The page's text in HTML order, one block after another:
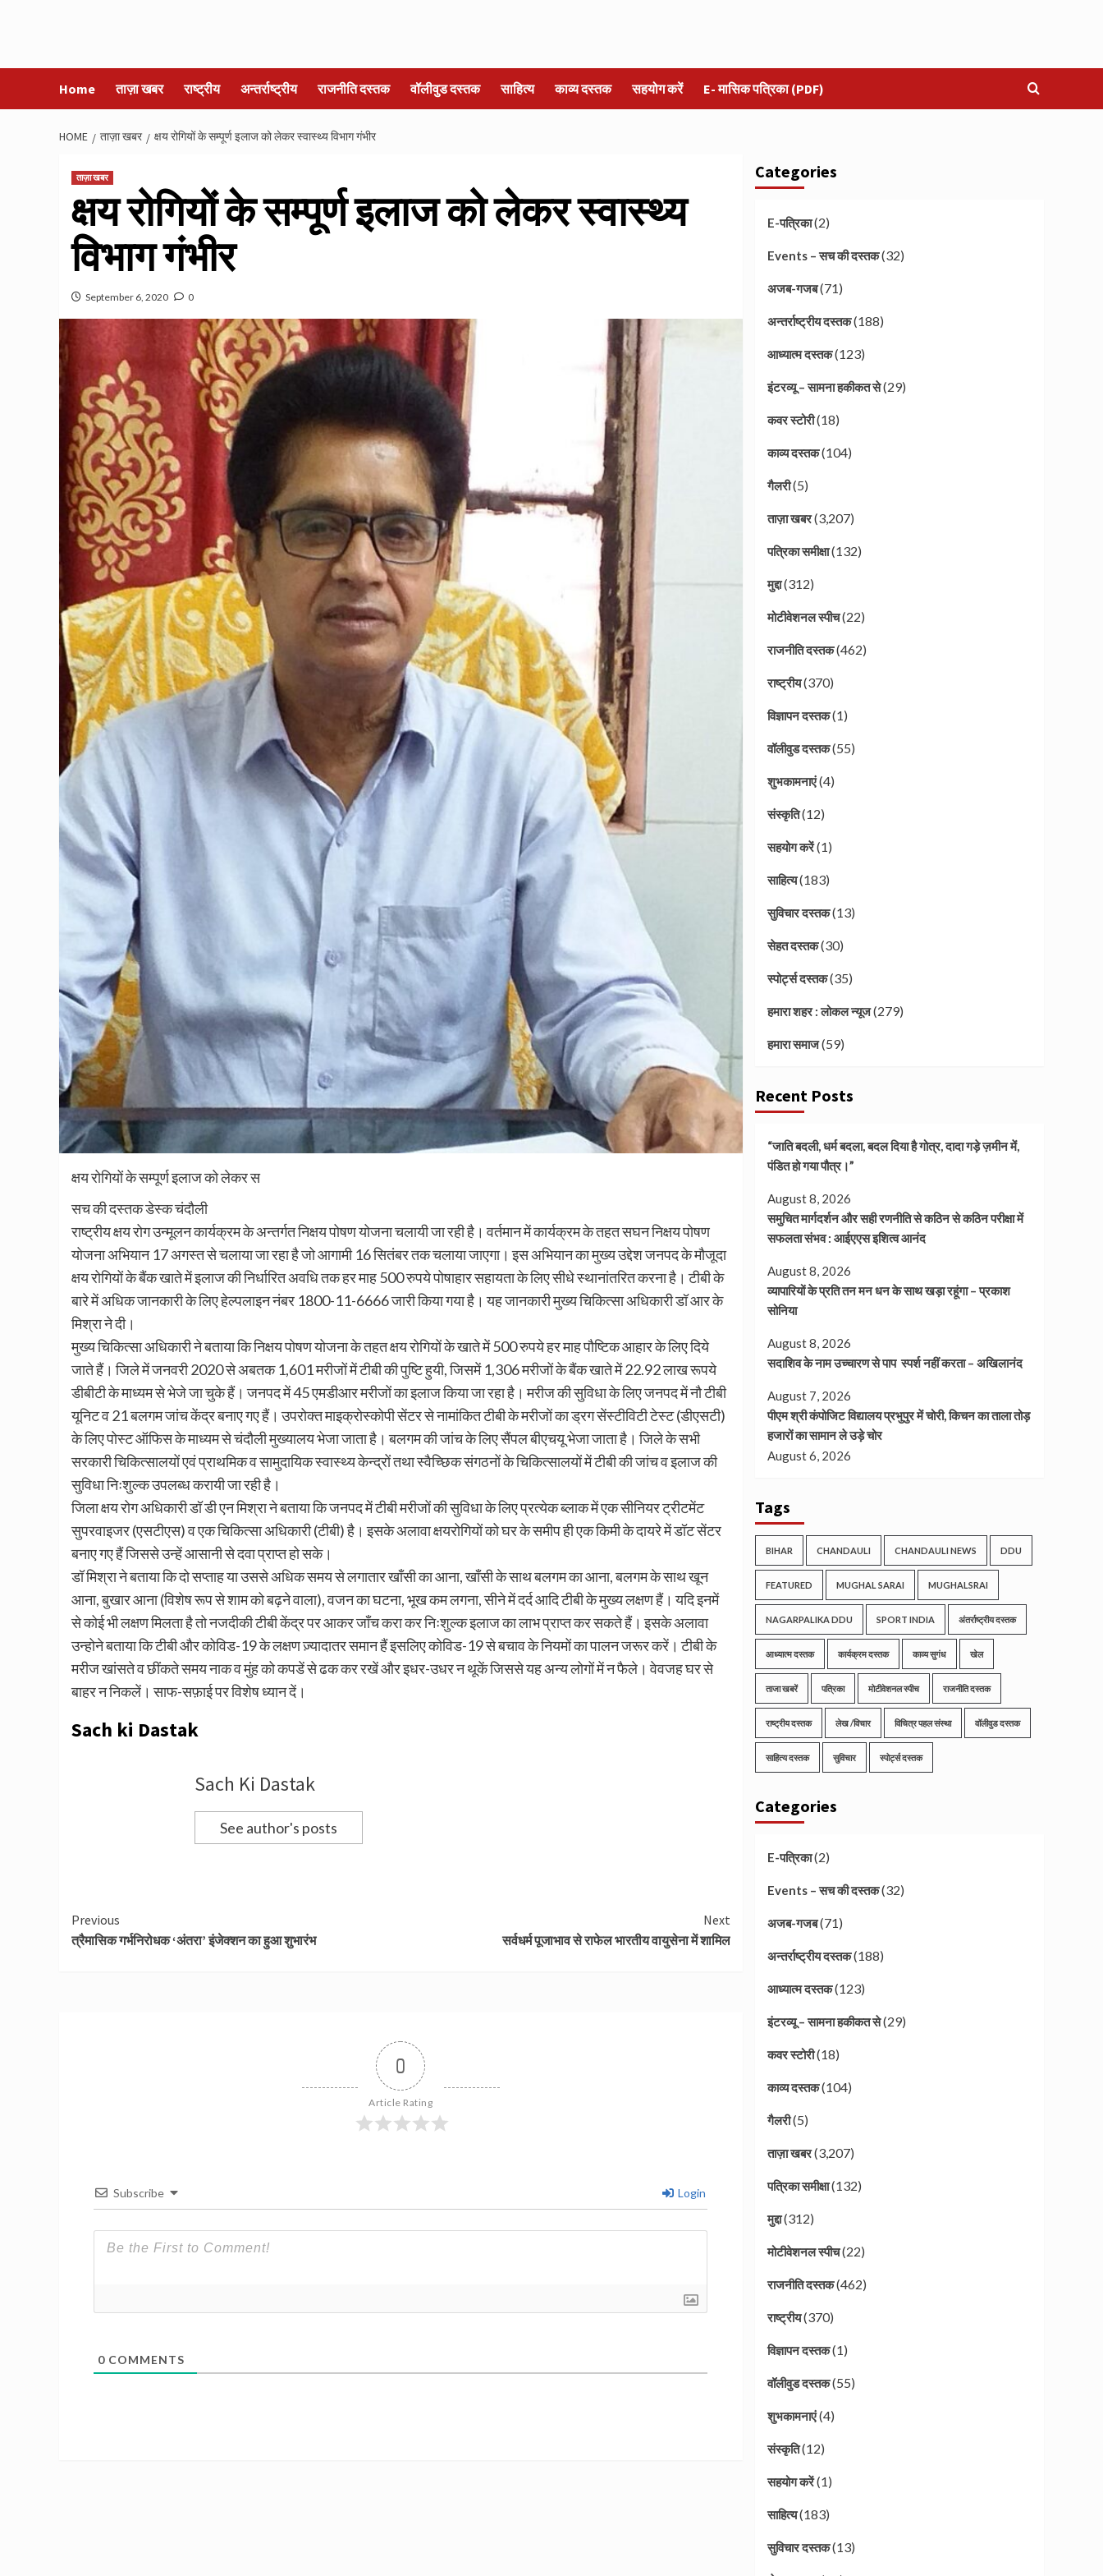
Home ताज़ा खबर राष्ट्रीय अन्तर्राष्ट्रीय राजनीति दस्तक वॉलीवुड दस्तक साहित्य काव्य दस्तक सहयोग करें E- मासिक पत्रिका (PDF)
HOME ताज़ा खबर क्षय रोगियों के सम्पूर्ण इलाज को लेकर स्वास्थ्य विभाग गंभीर
ताज़ा खबर
क्षय रोगियों के सम्पूर्ण इलाज को लेकर स्वास्थ्य
विभाग गंभीर
September 6, 2020 0
क्षय रोगियों के सम्पूर्ण इलाज को लेकर स
सच की दस्तक डेस्क चंदौली
राष्ट्रीय क्षय रोग उन्मूलन कार्यक्रम के अन्तर्गत निक्षय पोषण योजना चलायी जा रही है। वर्तमान में कार्यक्रम के तहत सघन निक्षय पोषण
योजना अभियान 17 अगस्त से चलाया जा रहा है जो आगामी 16 सितंबर तक चलाया जाएगा। इस अभियान का मुख्य उद्देश जनपद के मौजूदा
क्षय रोगियों के बैंक खाते में इलाज की निर्धारित अवधि तक हर माह 500 रुपये पोषाहार सहायता के लिए सीधे स्थानांतरित करना है। टीबी के
बारे में अधिक जानकारी के लिए हेल्पलाइन नंबर 1800-11-6666 जारी किया गया है। यह जानकारी मुख्य चिकित्सा अधिकारी डॉ आर के
मिश्रा ने दी।
मुख्य चिकित्सा अधिकारी ने बताया कि निक्षय पोषण योजना के तहत क्षय रोगियों के खाते में 500 रुपये हर माह पौष्टिक आहार के लिए दिये
जाते हैं। जिले में जनवरी 2020 से अबतक 1,601 मरीजों में टीबी की पुष्टि हुयी, जिसमें 1,306 मरीजों के बैंक खाते में 22.92 लाख रूपये
डीबीटी के माध्यम से भेजे जा चुके हैं। जनपद में 45 एमडीआर मरीजों का इलाज किया जा रहा है। मरीज की सुविधा के लिए जनपद में नौ टीबी
यूनिट व 21 बलगम जांच केंद्र बनाए गए हैं। उपरोक्त माइक्रोस्कोपी सेंटर से नामांकित टीबी के मरीजों का ड्रग सेंस्टीविटी टेस्ट (डीएसटी)
के लिए पोस्ट ऑफिस के माध्यम से चंदौली मुख्यालय भेजा जाता है। बलगम की जांच के लिए सैंपल बीएचयू भेजा जाता है। जिले के सभी
सरकारी चिकित्सालयों एवं प्राथमिक व सामुदायिक स्वास्थ्य केन्द्रों तथा स्वैच्छिक संगठनों के चिकित्सालयों में टीबी की जांच व इलाज की
सुविधा निःशुल्क उपलब्ध करायी जा रही है।
जिला क्षय रोग अधिकारी डॉ डी एन मिश्रा ने बताया कि जनपद में टीबी मरीजों की सुविधा के लिए प्रत्येक ब्लाक में एक सीनियर ट्रीटमेंट
सुपरवाइजर (एसटीएस) व एक चिकित्सा अधिकारी (टीबी) है। इसके अलावा क्षयरोगियों को घर के समीप ही एक किमी के दायरे में डॉट सेंटर
बनाए गए हैं जिससे उन्हें आसानी से दवा प्राप्त हो सके।
डॉ मिश्रा ने बताया कि दो सप्ताह या उससे अधिक समय से लगातार खाँसी का आना, खाँसी के साथ बलगम का आना, बलगम के साथ खून
आना, बुखार आना (विशेष रूप से शाम को बढ़ने वाला), वजन का घटना, भूख कम लगना, सीने में दर्द आदि टीबी के मुख्य लक्षण हैं। यदि इनमें
से कोई भी लक्षण मिलता है तो नजदीकी टीबी केंद्र पर आकर जाँच करा कर निःशुल्क इलाज का लाभ प्राप्त कर सकते हैं। इसके अलावा
उन्होने बताया कि टीबी और कोविड-19 के लक्षण ज़्यादातर समान हैं इसलिए कोविड-19 से बचाव के नियमों का पालन जरूर करें। टीबी के
मरीज खांसते व छींकते समय नाक व मुंह को कपडें से ढक कर रखें और इधर-उधर न थूकें जिससे यह अन्य लोगों में न फैले। वेवजह घर से
बाहर न निकलें। साफ-सफ़ाई पर विशेष ध्यान दें।
Sach ki Dastak
Sach Ki Dastak
See author's posts
Continue
Reading
Previous
त्रैमासिक गर्भनिरोधक ‘अंतरा’ इंजेक्शन का हुआ शुभारंभ
Next
सर्वधर्म पूजाभाव से राफेल भारतीय वायुसेना में शामिल
0
Article Rating
Subscribe Login
0 COMMENTS
Categories
E-पत्रिका(2)
Events – सच की दस्तक(32)
अजब-गजब(71)
अन्तर्राष्ट्रीय दस्तक(188)
आध्यात्म दस्तक(123)
इंटरव्यू – सामना हकीकत से(29)
कवर स्टोरी(18)
काव्य दस्तक(104)
गैलरी(5)
ताज़ा खबर(3,207)
पत्रिका समीक्षा(132)
मुद्दा(312)
मोटीवेशनल स्पीच(22)
राजनीति दस्तक(462)
राष्ट्रीय(370)
विज्ञापन दस्तक(1)
वॉलीवुड दस्तक(55)
शुभकामनाएं(4)
संस्कृति(12)
सहयोग करें(1)
साहित्य(183)
सुविचार दस्तक(13)
सेहत दस्तक(30)
स्पोर्ट्स दस्तक(35)
हमारा शहर : लोकल न्यूज(279)
हमारा समाज(59)
Recent Posts
“जाति बदली, धर्म बदला, बदल दिया है गोत्र, दादा गड़े ज़मीन में,
पंडित हो गया पौत्र।”
August 8, 2026
समुचित मार्गदर्शन और सही रणनीति से कठिन से कठिन परीक्षा में
सफलता संभव : आईएएस इशित्व आनंद
August 8, 2026
व्यापारियों के प्रति तन मन धन के साथ खड़ा रहूंगा – प्रकाश
सोनिया
August 8, 2026
सदाशिव के नाम उच्चारण से पाप स्पर्श नहीं करता – अखिलानंद
August 7, 2026
पीएम श्री कंपोजिट विद्यालय प्रभुपुर में चोरी, किचन का ताला तोड़
हजारों का सामान ले उड़े चोर
August 6, 2026
Tags
BIHAR CHANDAULI CHANDAULI NEWS DDU
FEATURED MUGHAL SARAI MUGHALSRAI
NAGARPALIKA DDU SPORT INDIA अंतर्राष्ट्रीय दस्तक
आध्यात्म दस्तक कार्यक्रम दस्तक काव्य सुगंध खेल
ताजा खबरें पत्रिका मोटीवेशनल स्पीच राजनीति दस्तक
राष्ट्रीय दस्तक लेख /विचार विचित्र पहल संस्था वॉलीवुड दस्तक
साहित्य दस्तक सुविचार स्पोर्ट्स दस्तक
Categories
E-पत्रिका(2)
Events – सच की दस्तक(32)
अजब-गजब(71)
अन्तर्राष्ट्रीय दस्तक(188)
आध्यात्म दस्तक(123)
इंटरव्यू – सामना हकीकत से(29)
कवर स्टोरी(18)
काव्य दस्तक(104)
गैलरी(5)
ताज़ा खबर(3,207)
पत्रिका समीक्षा(132)
मुद्दा(312)
मोटीवेशनल स्पीच(22)
राजनीति दस्तक(462)
राष्ट्रीय(370)
विज्ञापन दस्तक(1)
वॉलीवुड दस्तक(55)
शुभकामनाएं(4)
संस्कृति(12)
सहयोग करें(1)
साहित्य(183)
सुविचार दस्तक(13)